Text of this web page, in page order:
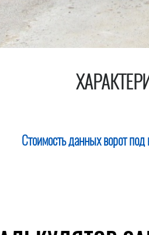
Стоимость данных ворот под